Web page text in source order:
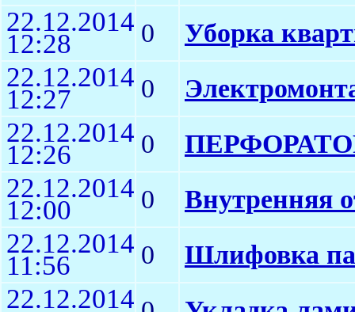
22.12.2014
12:28 0 Уборка
22.12.2014
12:27 0
22.12.2014
12:26 0
22.12.2014
12:00 0 Внутренняя
22.12.2014
11:56 0 Шлифовка
22.12.2014